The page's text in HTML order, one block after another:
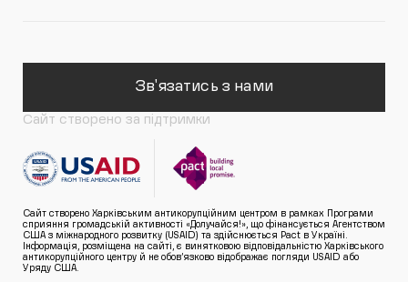
Зв'язатись з нами
Сайт створено за підтримки
Сайт створено Харківським антикорупційним центром в рамках Програми
сприяння громадській активності «Долучайся!», що фінансується Агентством
США з міжнародного розвитку (USAID) та здійснюється Pact в Україні.
Інформація, розміщена на сайті, є винятковою відповідальністю Харківського
антикорупційного центру й не обов’язково відображає погляди USAID або
Уряду США.